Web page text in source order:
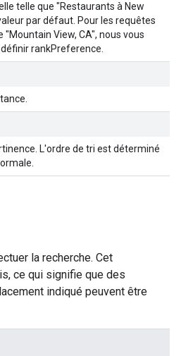
telle que "Restaurants à New
par défaut. Pour les requêtes
View, CA", nous vous
rankPreference.
L'ordre de tri est déterminé
la recherche. Cet
ce qui signifie que des
indiqué peuvent être